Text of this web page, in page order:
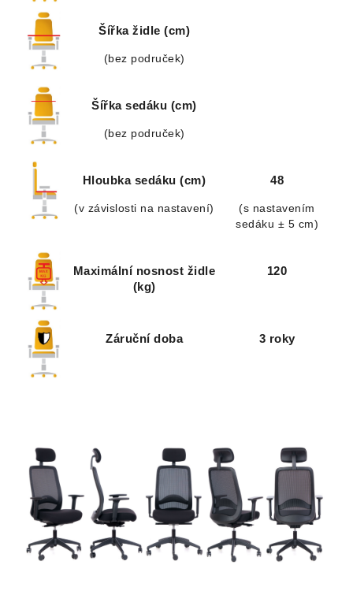
Šířka židle (cm)
(bez područek)
Šířka sedáku (cm)
(bez područek)
Hloubka sedáku (cm)
(v závislosti na nastavení)
48
(s nastavením
sedáku ± 5 cm)
Maximální nosnost židle
(kg)
120
Záruční doba 3 roky